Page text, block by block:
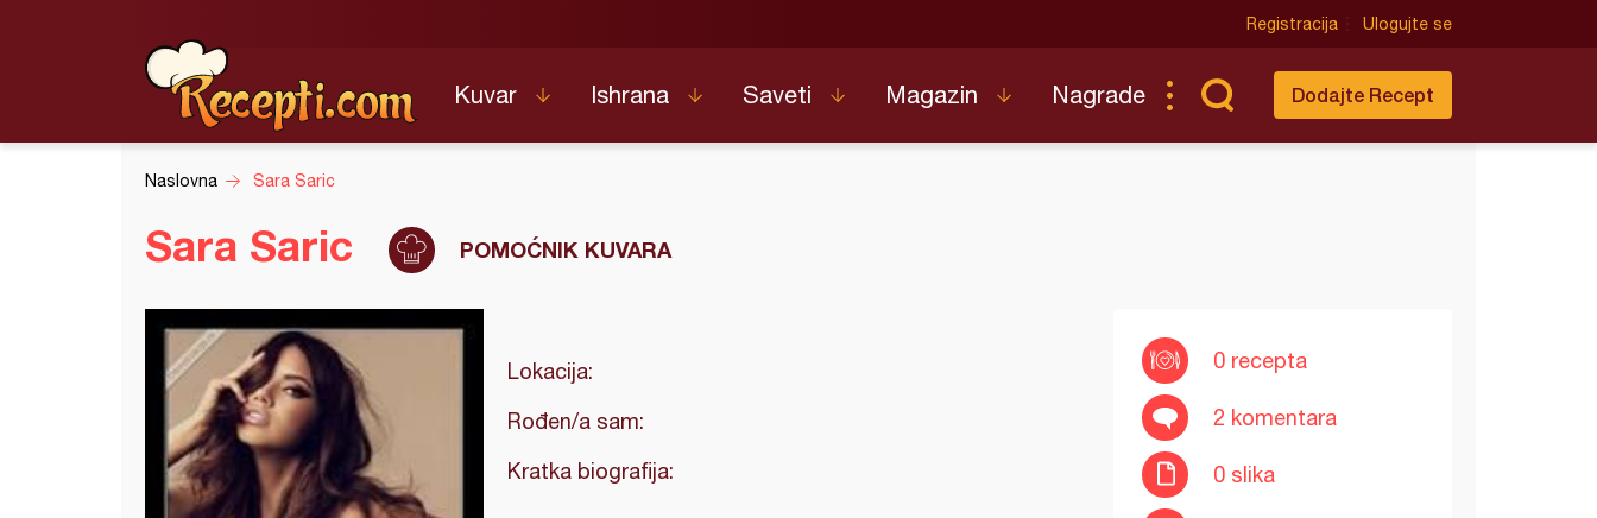
Registracija Ulogujte se
Kuvar Ishrana Saveti Magazin Nagrade Dodajte Recept
Naslovna Sara Saric
Sara Saric POMOĆNIK KUVARA
Lokacija:
Rođen/a sam:
Kratka biografija:
0 recepta
2 komentara
0 slika